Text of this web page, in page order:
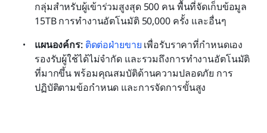
กลุ่มสำหรับผู้เข้าร่วมสูงสุด 500 คน พื้นที่จัดเก็บข้อมูล
15TB การทำงานอัตโนมัติ 50,000 ครั้ง และอื่นๆ
แผนองค์กร: ติดต่อฝ่ายขาย เพื่อรับราคาที่กำหนดเอง
รองรับผู้ใช้ได้ไม่จำกัด และรวมถึงการทำงานอัตโนมัติ
ที่มากขึ้น พร้อมคุณสมบัติด้านความปลอดภัย การ
ปฏิบัติตามข้อกำหนด และการจัดการขั้นสูง